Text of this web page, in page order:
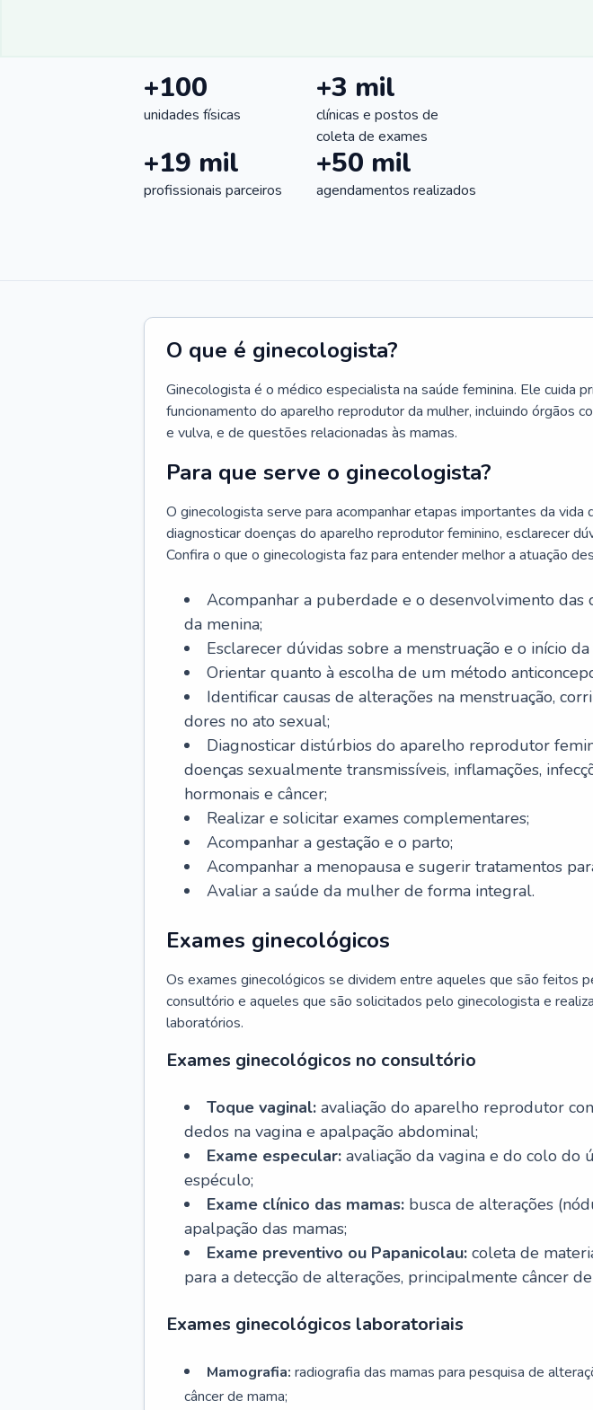
+100
unidades físicas
+3 mil
clínicas e postos de
coleta de exames
+19 mil
profissionais parceiros
+50 mil
agendamentos realizados
O que é ginecologista?
Ginecologista é o médico especialista na saúde feminina. Ele cuida
funcionamento do aparelho reprodutor da mulher, incluindo órgãos
e vulva, e de questões relacionadas às mamas.
Para que serve o ginecologista?
O ginecologista serve para acompanhar etapas importantes da vida
diagnosticar doenças do aparelho reprodutor feminino, esclarecer
Confira o que o ginecologista faz para entender melhor a atuação
Acompanhar a puberdade e o desenvolvimento das
da menina;
Esclarecer dúvidas sobre a menstruação e o início
Orientar quanto à escolha de um método
Identificar causas de alterações na menstruação,
dores no ato sexual;
Diagnosticar distúrbios do aparelho reprodutor
doenças sexualmente transmissíveis, inflamações,
hormonais e câncer;
Realizar e solicitar exames complementares;
Acompanhar a gestação e o parto;
Acompanhar a menopausa e sugerir tratamentos
Avaliar a saúde da mulher de forma integral.
Exames ginecológicos
Os exames ginecológicos se dividem entre aqueles que são feitos
consultório e aqueles que são solicitados pelo ginecologista e
laboratórios.
Exames ginecológicos no consultório
Toque vaginal: avaliação do aparelho reprodutor
dedos na vagina e apalpação abdominal;
Exame especular: avaliação da vagina e do colo do
espéculo;
Exame clínico das mamas: busca de alterações
apalpação das mamas;
Exame preventivo ou Papanicolau: coleta de
para a detecção de alterações, principalmente câncer
Exames ginecológicos laboratoriais
Mamografia: radiografia das mamas para pesquisa de
câncer de mama;